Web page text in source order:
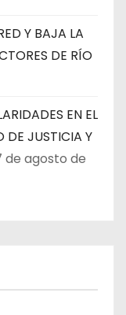
Y BAJA LA
DE RÍO
EN EL
DE JUSTICIA Y
de agosto de